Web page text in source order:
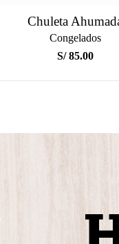
Chuleta
Congelados
S/85.00